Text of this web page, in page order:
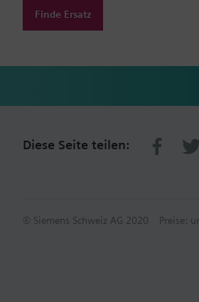
Finde Ersatz
Diese Seite teilen:
© Siemens Schweiz AG 2020 Preise: